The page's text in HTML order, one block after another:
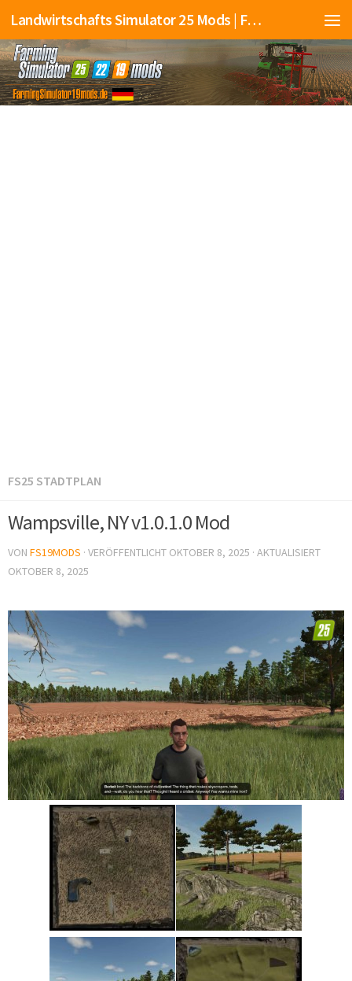
Landwirtschafts Simulator 25 Mods | Farming Simulator 25 Mods | FS25 Mods
FS25 STADTPLAN
Wampsville, NY v1.0.1.0 Mod
VON FS19MODS · VERÖFFENTLICHT OKTOBER 8, 2025 · AKTUALISIERT
OKTOBER 8, 2025